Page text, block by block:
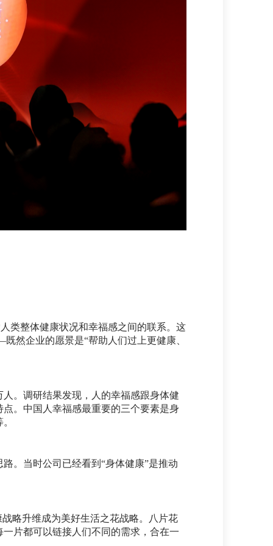
类整体健康状况和幸福感之间的联系。这
然企业的愿景是“帮助人们过上更健康、
。调研结果发现，人的幸福感跟身体健
。中国人幸福感最重要的三个要素是身
。当时公司已经看到“身体健康”是推动
略升维成为美好生活之花战略。八片花
片都可以链接人们不同的需求，合在一